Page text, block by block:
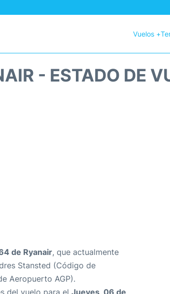
Vuelos +
- ESTADO DE
de Ryanair, que actualmente
Stansted (Código de
Aeropuerto AGP).